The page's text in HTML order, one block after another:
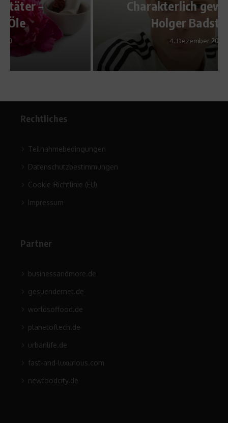
Charakterlich gewachsen –
Holger Badstuber
4. Dezember 2014
Rechtliches
Teilnahmebedingungen
Datenschutzbestimmungen
Cookie-Richtlinie (EU)
Impressum
Partner
businessandmore.de
gesuendernet.de
worldsoffood.de
planetoftech.de
urbanlife.de
fast-and-luxurious.com
newfoodcity.de